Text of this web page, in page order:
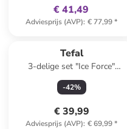
€ 41,49
Adviesprijs (AVP): € 77,99*
Tefal
3-delige set "Ice Force"
zilverkleurig/zwart
-42%
€ 39,99
Adviesprijs (AVP): € 69,99*